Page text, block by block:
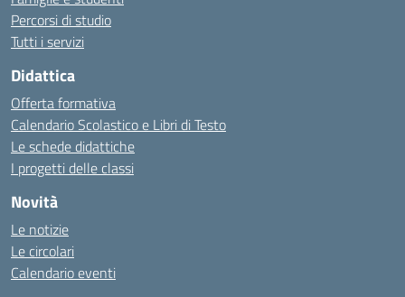
Percorsi di studio
Tutti i servizi
Didattica
Offerta formativa
Calendario Scolastico e Libri di Testo
Le schede didattiche
I progetti delle classi
Novità
Le notizie
Le circolari
Calendario eventi